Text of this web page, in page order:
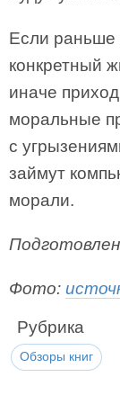
Если раньше
конкретный
иначе
моральные
с
займут
морали.
Фото:
Рубрика
Обзоры книг